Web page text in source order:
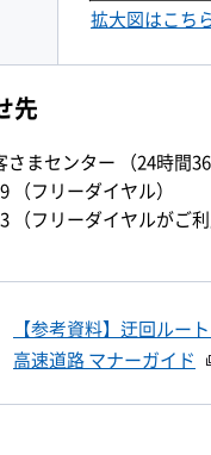
拡大図はこち
先
さまセンター （24時間
（フリーダイヤル）
（フリーダイヤルがご
【参考資料】迂回ルー
高速道路 マナーガイド